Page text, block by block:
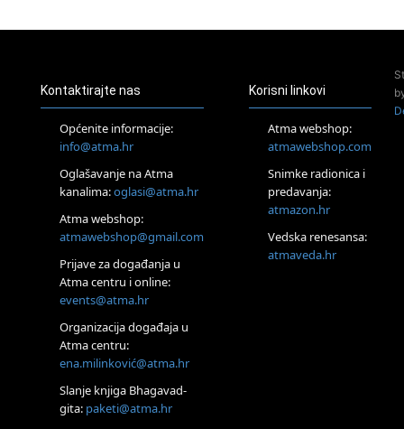
Tečaj Višeg Vodstva, razvijanja intuicije i Akaša zapisa
25.08.
Upisi u program Profesionalni hipnoterapeut — nova
generacija kreće 25.08. 2026.
Online
Visoko
Alemka Dauskardt – Jednodnevna radionica sistemskih
konstelacija
HOD PO ŽERAVICI – Seminar koji mijenja tijelo, duh i um
SoulFest – Festival glazbe, mudrosti i zajedništva
Radoboj
Noćna šumska kupka
Online
Kontaktirajte nas
Općenite informacije:
info@atma.hr
Oglašavanje na Atma
kanalima:oglasi@atma.hr
Atma webshop:
atmawebshop@gmail.com
Prijave za događanja u
Atma centru i online:
events@atma.hr
Organizacija događaja u
Atma centru:
ena.milinković@atma.hr
Slanje knjiga Bhagavad-
gita: paketi@atma.hr
Korisni linkovi
Atma webshop:
atmawebshop.com
Snimke radionica i
predavanja:
atmazon.hr
Vedska renesansa:
atmaveda.hr